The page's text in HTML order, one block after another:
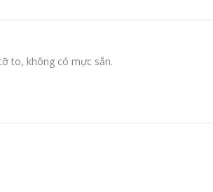
to, không có mực sẵn.